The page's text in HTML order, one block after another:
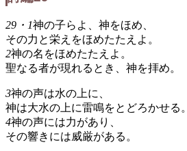
29・1神の子らよ、神をほめ、
その力と栄えをほめたたえよ。
2神の名をほめたたえよ。
聖なる者が現れるとき、神を拝め。
3神の声は水の上に、
神は大水の上に雷鳴をとどろかせる。
4神の声には力があり、
その響きには威厳がある。